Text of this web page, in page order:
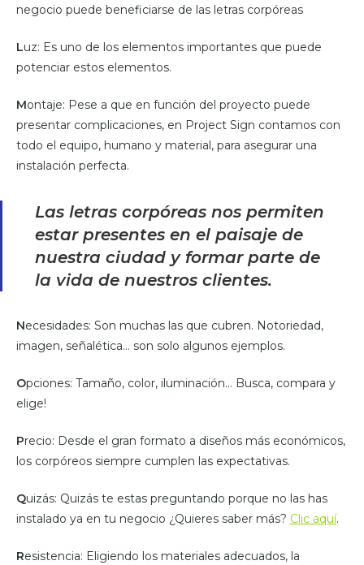
negocio puede beneficiarse de las letras corpóreas
Luz: Es uno de los elementos importantes que puede
potenciar estos elementos.
Montaje: Pese a que en función del proyecto puede
presentar complicaciones, en Project Sign contamos con
todo el equipo, humano y material, para asegurar una
instalación perfecta.
Las letras corpóreas nos permiten
estar presentes en el paisaje de
nuestra ciudad y formar parte de
la vida de nuestros clientes.
Necesidades: Son muchas las que cubren. Notoriedad,
imagen, señalética… son solo algunos ejemplos.
Opciones: Tamaño, color, iluminación… Busca, compara y
elige!
Precio: Desde el gran formato a diseños más económicos,
los corpóreos siempre cumplen las expectativas.
Quizás: Quizás te estas preguntando porque no las has
instalado ya en tu negocio ¿Quieres saber más? Clic aquí.
Resistencia: Eligiendo los materiales adecuados, la